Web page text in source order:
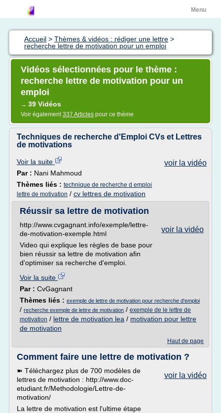
Menu
Accueil > Thèmes & vidéos : rédiger une lettre >
recherche lettre de motivation pour un emploi
Vidéos sélectionnées pour le thème :
recherche lettre de motivation pour un
emploi
→ 39 Vidéos
Voir également337 Articles pour ce thème
Techniques de recherche d'Emploi CVs et Lettres
de motivations
voir la vidéo
Voir la suite
Par : Nani Mahmoud
Thèmes liés : technique de recherche d emploi
lettre de motivation / cv lettres de motivation
Réussir sa lettre de motivation
voir la vidéo
http://www.cvgagnant.info/exemple/lettre-
de-motivation-exemple.html
Video qui explique les règles de base pour
bien réussir sa lettre de motivation afin
d'optimiser sa recherche d'emploi.
Voir la suite
Par : CvGagnant
Thèmes liés : exemple de lettre de motivation pour recherche d'emploi
/ recherche exemple de lettre de motivation / exemple de le lettre de
motivation / lettre de motivation lea / motivation pour lettre
de motivation
Haut de page
Comment faire une lettre de motivation ?
voir la vidéo
➽ Téléchargez plus de 700 modèles de
lettres de motivation : http://www.doc-
etudiant.fr/Methodologie/Lettre-de-
motivation/
La lettre de motivation est l'ultime étape